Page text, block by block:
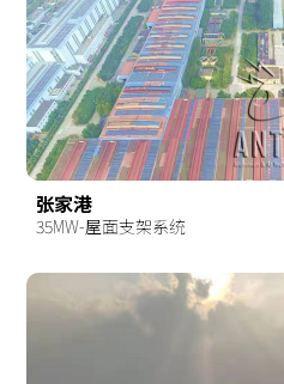
张家港
35MW-屋面支架系统